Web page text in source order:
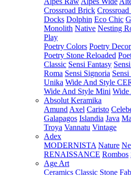
Crossroad Brick
Docks Dolphin Eco Chic
Monolith Native Nesting
Play
Poetry Colors Poetry Decor
Poetry Stone Reloaded
Classic Sensi Fantasy
Roma Sensi Signoria
Unika Wide And Style
Wide And Style Mini
Absolut Keramika
Amund Axel Caristo
Galapagos Islandia Java
Troya Vannatu Vintage
Adex
MODERNISTA Nature
RENAISSANCE Rombos
Age Art
Ceramics Classic Stone